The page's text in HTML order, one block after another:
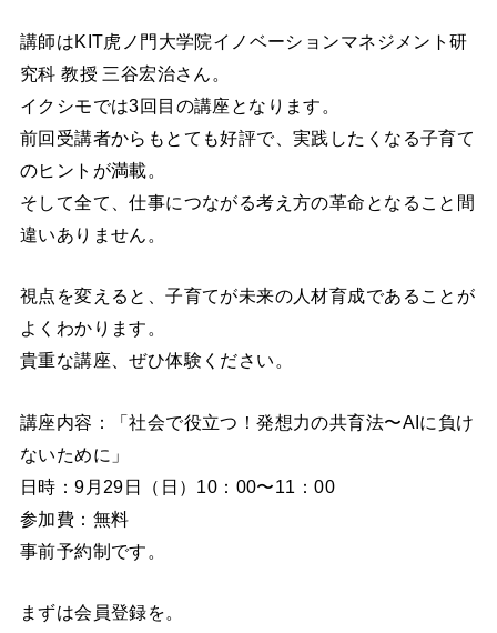
講師はKIT虎ノ門大学院イノベーションマネジメント研
究科 教授 三谷宏治さん。
イクシモでは3回目の講座となります。
前回受講者からもとても好評で、実践したくなる子育て
のヒントが満載。
そして全て、仕事につながる考え方の革命となること間
違いありません。
視点を変えると、子育てが未来の人材育成であることが
よくわかります。
貴重な講座、ぜひ体験ください。
講座内容：「社会で役立つ！発想力の共育法〜AIに負け
ないために」
日時：9月29日（日）10：00〜11：00
参加費：無料
事前予約制です。
まずは会員登録を。